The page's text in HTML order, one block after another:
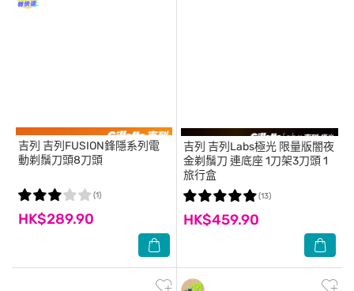
吉列 吉列FUSION鋒隱系列電
動剃鬚刀頭8刀頭
HK$289.90
(1)
吉列 吉列Labs極光 限量版闇夜
金剃鬚刀 連底座 1刀架3刀頭 1
旅行盒
HK$459.90
(13)